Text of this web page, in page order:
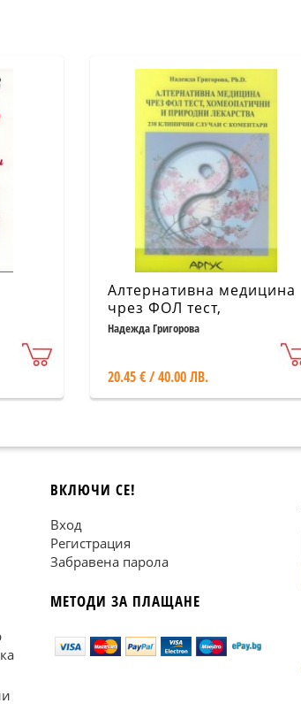
Алтернативна медицина
чрез ФОЛ тест,
хомеопатични и
Надежда Григорова
20.45 € / 40.00 ЛВ.
ВКЛЮЧИ СЕ!
Вход
Регистрация
Забравена парола
МЕТОДИ ЗА ПЛАЩАНЕ